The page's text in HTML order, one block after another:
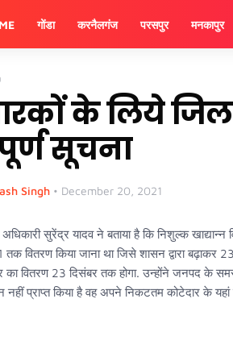
गोंडा करनैलगंज परसपुर मनकापुर
के लिये
सूचना
Singh • December 20, 2021
अधिकारी सुरेंद्र यादव ने बताया है कि निशुल्क
वितरण किया जाना था जिसे शासन द्वारा बढ़ाकर
वितरण 23 दिसंबर तक होगा. उन्होंने जनपद के
नहीं प्राप्त किया है वह अपने निकटतम कोटेदार के